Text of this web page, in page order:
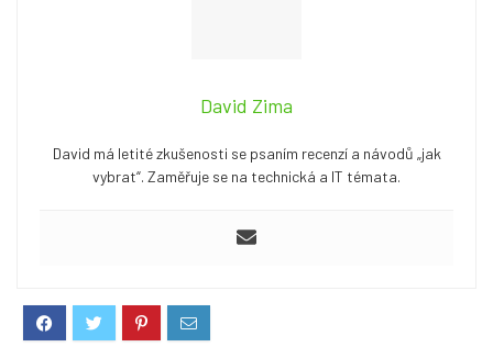
David Zima
David má letité zkušenosti se psaním recenzí a návodů „jak
vybrat“. Zaměřuje se na technická a IT témata.